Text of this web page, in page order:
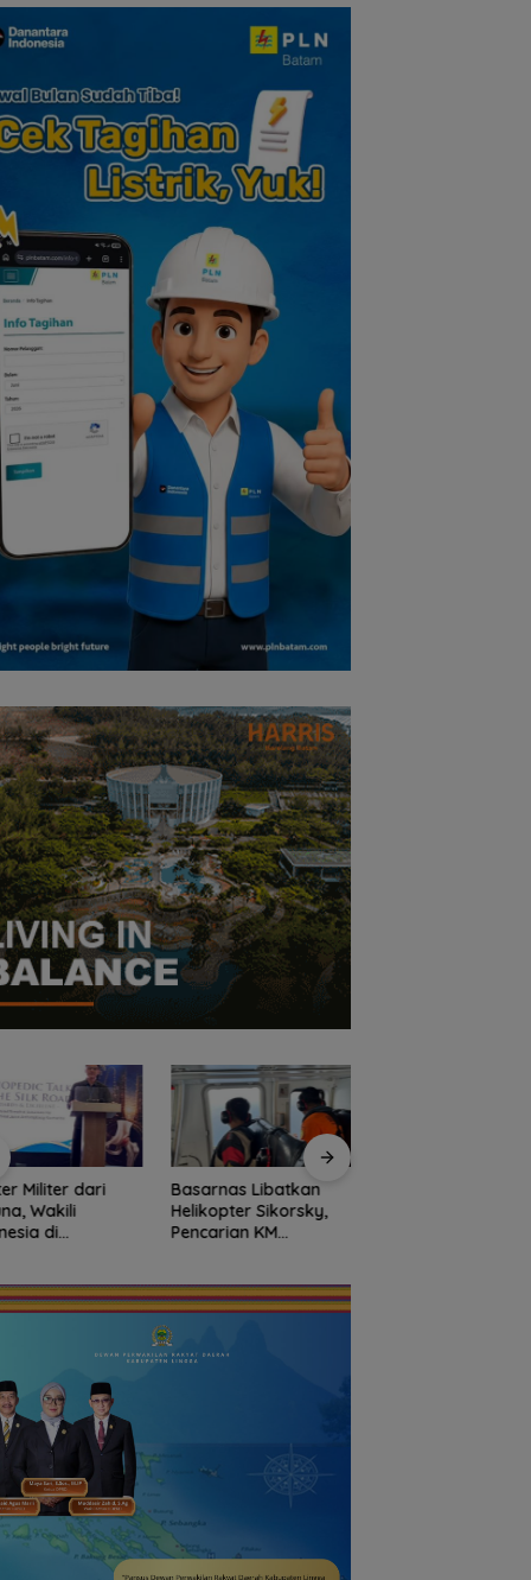
Kekeluargaan
Militer dari
Wakili
di
Basarnas Libatkan
Helikopter Sikorsky,
Pencarian KM
dari Udara